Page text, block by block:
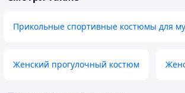
Прикольные спортивные костюмы для
Женский прогулочный костюм